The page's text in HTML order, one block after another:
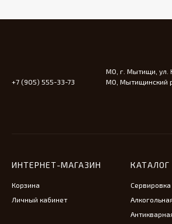
+7 (905) 555-33-73
МО, г. Мытищи, ул.
МО, Мытищинский
ИНТЕРНЕТ-МАГАЗИН
Корзина
Личный кабинет
КАТАЛОГ
Сервировка